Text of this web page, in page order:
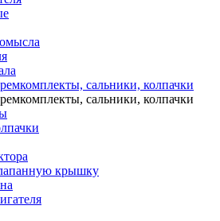
сальники, колпачки
сальники, колпачки
крышку